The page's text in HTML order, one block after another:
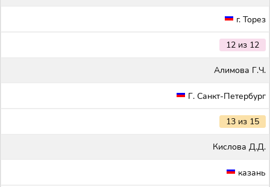
г. Торез
12 из 12
Алимова Г.Ч.
Г. Санкт-Петербург
13 из 15
Кислова Д.Д.
казань